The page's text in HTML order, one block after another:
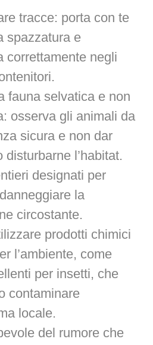
tracce: porta con te
spazzatura e
correttamente negli
fauna selvatica e non
osserva gli animali da
sicura e non dar
disturbarne l’habitat.
designati per
la
circostante.
prodotti chimici
l’ambiente, come
per insetti, che
contaminare
locale.
del rumore che